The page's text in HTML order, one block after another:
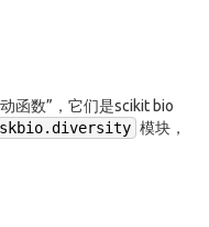
函数”，它们是scikit bio
skbio.diversity 模块，